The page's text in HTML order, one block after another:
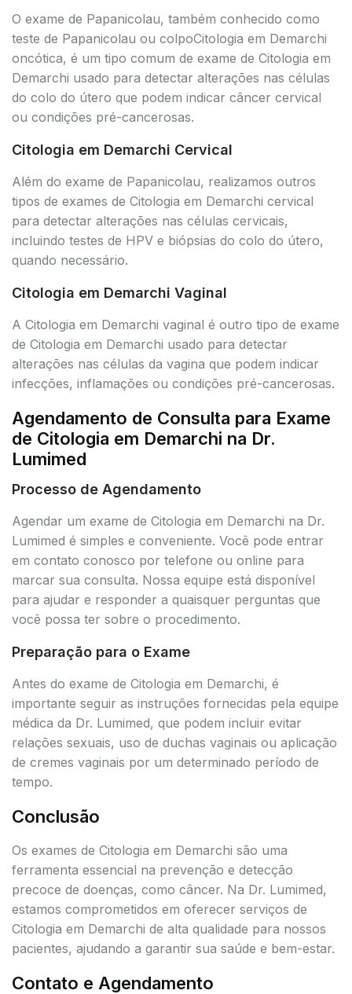
O exame de Papanicolau, também conhecido como
teste de Papanicolau ou colpoCitologia em Demarchi
oncótica, é um tipo comum de exame de Citologia em
Demarchi usado para detectar alterações nas células
do colo do útero que podem indicar câncer cervical
ou condições pré-cancerosas.
Citologia em Demarchi Cervical
Além do exame de Papanicolau, realizamos outros
tipos de exames de Citologia em Demarchi cervical
para detectar alterações nas células cervicais,
incluindo testes de HPV e biópsias do colo do útero,
quando necessário.
Citologia em Demarchi Vaginal
A Citologia em Demarchi vaginal é outro tipo de exame
de Citologia em Demarchi usado para detectar
alterações nas células da vagina que podem indicar
infecções, inflamações ou condições pré-cancerosas.
Agendamento de Consulta para Exame
de Citologia em Demarchi na Dr.
Lumimed
Processo de Agendamento
Agendar um exame de Citologia em Demarchi na Dr.
Lumimed é simples e conveniente. Você pode entrar
em contato conosco por telefone ou online para
marcar sua consulta. Nossa equipe está disponível
para ajudar e responder a quaisquer perguntas que
você possa ter sobre o procedimento.
Preparação para o Exame
Antes do exame de Citologia em Demarchi, é
importante seguir as instruções fornecidas pela equipe
médica da Dr. Lumimed, que podem incluir evitar
relações sexuais, uso de duchas vaginais ou aplicação
de cremes vaginais por um determinado período de
tempo.
Conclusão
Os exames de Citologia em Demarchi são uma
ferramenta essencial na prevenção e detecção
precoce de doenças, como câncer. Na Dr. Lumimed,
estamos comprometidos em oferecer serviços de
Citologia em Demarchi de alta qualidade para nossos
pacientes, ajudando a garantir sua saúde e bem-estar.
Contato e Agendamento